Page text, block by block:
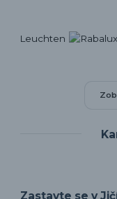
Zastavte se v